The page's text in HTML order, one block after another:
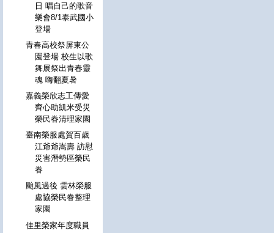
日 唱自己的歌音
樂會8/1泰武國小
登場
青春高校祭屏東公
園登場 校生以歌
舞展祭出青春靈
魂 嗨翻夏暑
嘉義榮欣志工傳愛
齊心助凱米受災
榮民眷清理家園
臺南榮服處賀百歲
江爺爺嵩壽 訪慰
災害潛勢區榮民
眷
颱風過後 雲林榮服
處協榮民眷整理
家園
佳里榮家年度職員